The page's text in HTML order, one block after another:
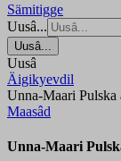
Sämitigge
Uusâ...
Uusâ...
Uusâ
Äigikyevdil
Unna-Maari Pulska
Maasâd
Unna-Maari